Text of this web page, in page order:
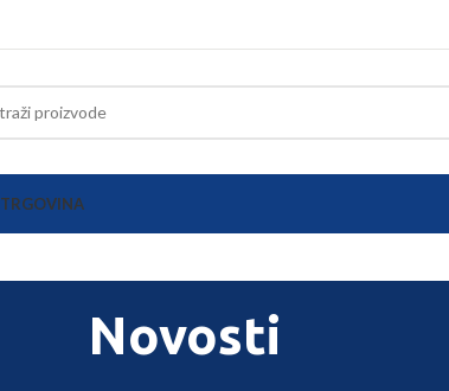
TRGOVINA
Novosti